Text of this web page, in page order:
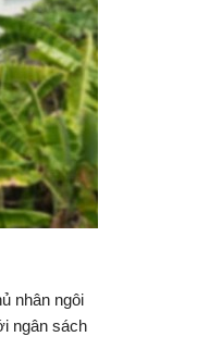
nhân ngôi
ngân sách